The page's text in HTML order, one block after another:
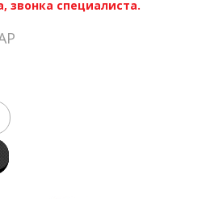
звонка специалиста.